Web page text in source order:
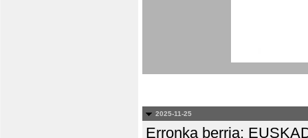
2025-11-25
Erronka berria: